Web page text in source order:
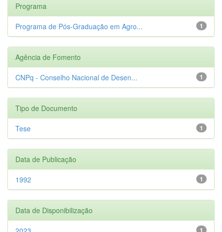
Programa
1
Programa de Pós-Graduação em Agro...
Agência de Fomento
1
CNPq - Conselho Nacional de Desen...
Tipo de Documento
1
Tese
Data de Publicação
1
1992
Data de Disponibilização
1